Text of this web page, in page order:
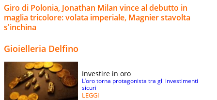
Giro di Polonia, Jonathan Milan vince al debutto in
maglia tricolore: volata imperiale, Magnier stavolta
s'inchina
Gioielleria Delfino
Investire in oro
L’oro torna protagonista tra gli investimenti
sicuri
LEGGI